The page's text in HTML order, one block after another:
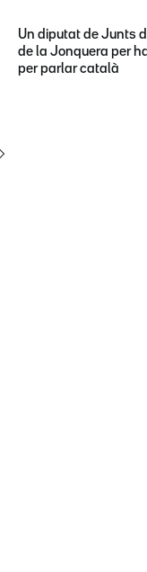
Un diputat de Junts
de la Jonquera per
per parlar català